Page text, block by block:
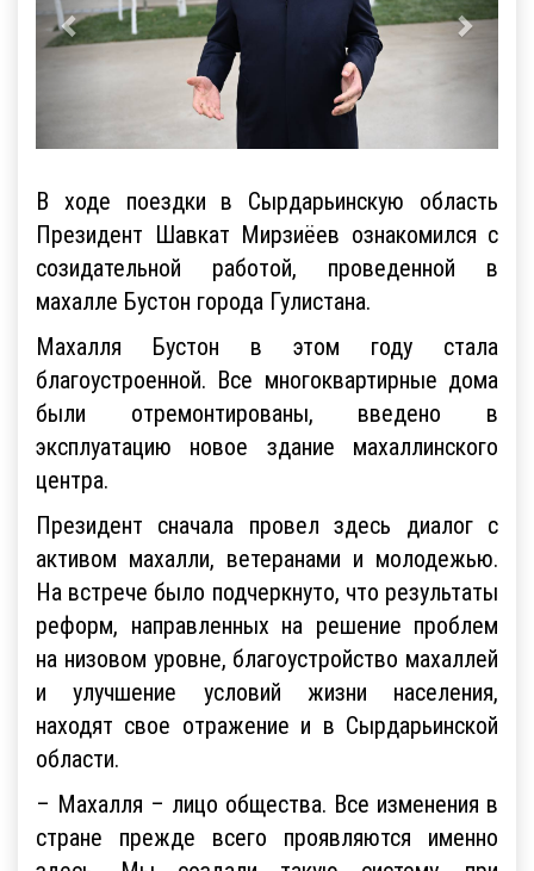
В ходе поездки в Сырдарьинскую область
Президент Шавкат Мирзиёев ознакомился с
созидательной работой, проведенной в
махалле Бустон города Гулистана.
Махалля Бустон в этом году стала
благоустроенной. Все многоквартирные дома
были отремонтированы, введено в
эксплуатацию новое здание махаллинского
центра.
Президент сначала провел здесь диалог с
активом махалли, ветеранами и молодежью.
На встрече было подчеркнуто, что результаты
реформ, направленных на решение проблем
на низовом уровне, благоустройство махаллей
и улучшение условий жизни населения,
находят свое отражение и в Сырдарьинской
области.
– Махалля – лицо общества. Все изменения в
стране прежде всего проявляются именно